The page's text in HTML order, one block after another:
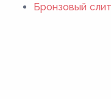
Бронзовый